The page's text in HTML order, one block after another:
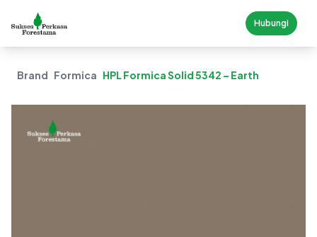
Hubungi
Brand Formica HPL Formica Solid 5342 – Earth